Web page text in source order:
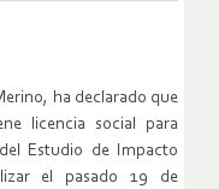
ha declarado que
licencia social para
Estudio de Impacto
el pasado 19 de